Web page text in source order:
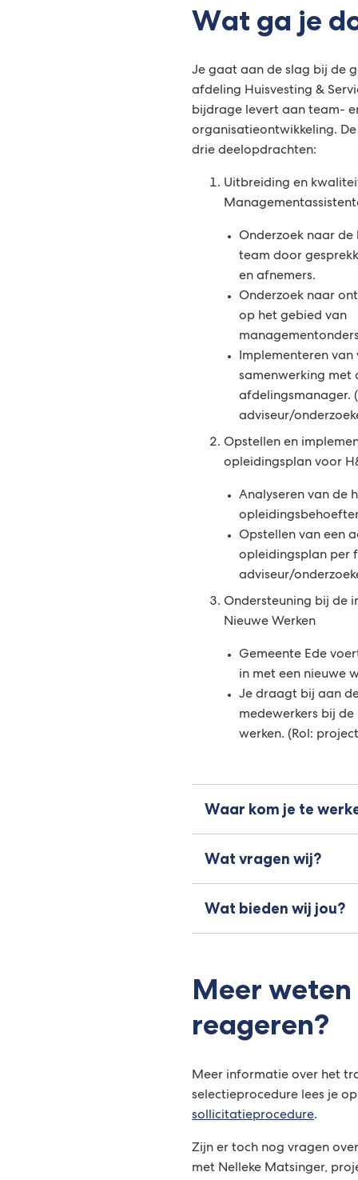
Wat ga je
Je gaat aan de slag bij de
afdeling Huisvesting &
bijdrage levert aan team-
organisatieontwikkeling.
drie deelopdrachten:
Uitbreiding en
Onderzoek naar
team door
en afnemers.
Onderzoek naar
op het gebied van
Implementeren
samenwerking met
afdelingsmanager.
adviseur/
Opstellen en
opleidingsplan voor
Analyseren van de
Opstellen van een
opleidingsplan per
adviseur/
Ondersteuning bij de
Nieuwe Werken
Gemeente Ede
in met een nieuwe
Je draagt bij aan
medewerkers bij
werken. (Rol:
Waar kom je te
Wat vragen wij?
Wat bieden wij jou?
Meer
reageren?
Meer informatie over het
selectieprocedure lees je
sollicitatieprocedure.
Zijn er toch nog vragen
met Nelleke Matsinger,